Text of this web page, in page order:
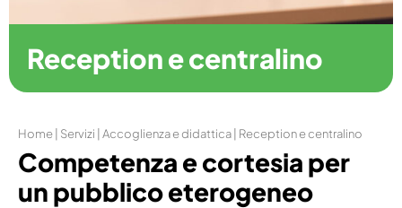
Reception e centralino
Home Servizi Accoglienza e didattica Reception e centralino
Competenza e cortesia per
un pubblico eterogeneo